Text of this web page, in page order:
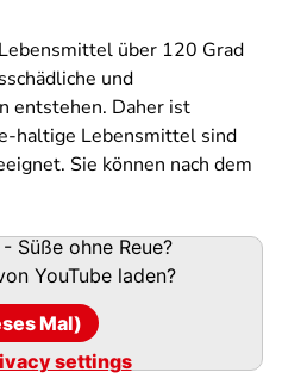
über 120 Grad
und
entstehen. Daher ist
haltige Lebensmittel sind
Sie können nach dem
Süße ohne Reue?
YouTube laden?
Mal)
settings